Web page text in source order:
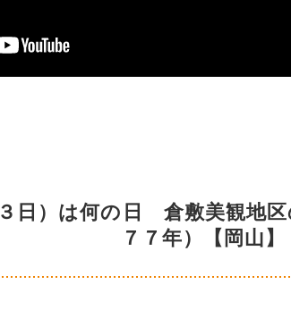
日）は何の日 倉敷美観地区
７７年）【岡山】